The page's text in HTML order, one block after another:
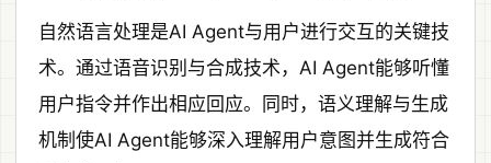
自然语言处理是AI Agent与用户进行交互的关键技
术。通过语音识别与合成技术，AI Agent能够听懂
用户指令并作出相应回应。同时，语义理解与生成
机制使AI Agent能够深入理解用户意图并生成符合